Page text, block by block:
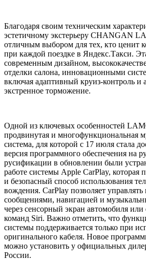
Благодаря своим техническим
эстетичному экстерьеру CHANGAN
отличным выбором для тех, кто ценит
при каждой поездке в Яндекс.Такси.
современным дизайном,
отделки салона, инновационными
включая адаптивный круиз-контроль и
экстренное торможение.
Одной из ключевых особенностей
продвинутая и многофункциональная
система, для которой с 17 июля стала
версия программного обеспечения на
русификации в обновлении были
работе системы Apple CarPlay, которая
и безопасный способ использования
вождения. CarPlay позволяет
сообщениями, навигацией и
через сенсорный экран автомобиля
команд Siri. Важно отметить, что
системы поддерживается только при
оригинального кабеля. Новое
можно установить у официальных
России.